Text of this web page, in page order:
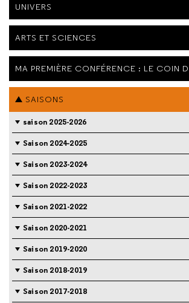
UNIVERS
ARTS ET SCIENCES
MA PREMIÈRE CONFÉRENCE : LE COIN
SAISONS
saison 2025-2026
Saison 2024-2025
Saison 2023-2024
Saison 2022-2023
Saison 2021-2022
Saison 2020-2021
Saison 2019-2020
Saison 2018-2019
Saison 2017-2018